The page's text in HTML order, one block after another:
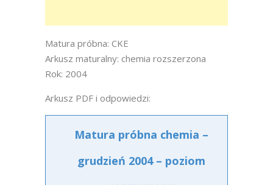
Matura próbna: CKE
Arkusz maturalny: chemia rozszerzona
Rok: 2004
Arkusz PDF i odpowiedzi:
Matura próbna chemia –
grudzień 2004 – poziom